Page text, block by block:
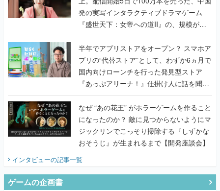
発の実写インタラクティブドラマゲーム
『盛世天下：女帝への道II』の、規模が違
うこだわりをプロデューサーに聞いた
半年でアプリストアをオープン？ スマホア
プリの“代替ストア”として、わずか6ヵ月で
国内向けローンチを行った発見型ストア
『あっぷアリーナ！』仕掛け人に話を聞い
てみた
なぜ “あの花王” がホラーゲームを作ること
になったのか？ 敵に見つからないようにマ
ジックリンでこっそり掃除する『しずかな
おそうじ』が生まれるまで【開発座談会】
インタビューの記事一覧
ゲームの企画書